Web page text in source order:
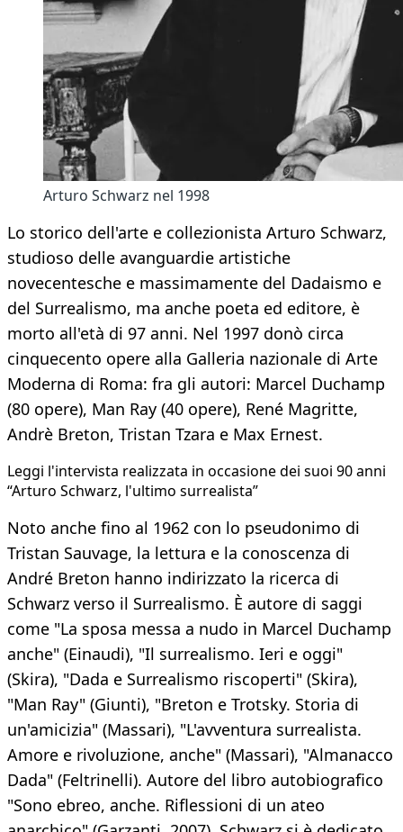
Arturo Schwarz nel 1998
Lo storico dell'arte e collezionista Arturo Schwarz,
studioso delle avanguardie artistiche
novecentesche e massimamente del Dadaismo e
del Surrealismo, ma anche poeta ed editore, è
morto all'età di 97 anni. Nel 1997 donò circa
cinquecento opere alla Galleria nazionale di Arte
Moderna di Roma: fra gli autori: Marcel Duchamp
(80 opere), Man Ray (40 opere), René Magritte,
Andrè Breton, Tristan Tzara e Max Ernest.
Leggi l'intervista realizzata in occasione dei suoi 90 anni
“Arturo Schwarz, l'ultimo surrealista”
Noto anche fino al 1962 con lo pseudonimo di
Tristan Sauvage, la lettura e la conoscenza di
André Breton hanno indirizzato la ricerca di
Schwarz verso il Surrealismo. È autore di saggi
come "La sposa messa a nudo in Marcel Duchamp
anche" (Einaudi), "Il surrealismo. Ieri e oggi"
(Skira), "Dada e Surrealismo riscoperti" (Skira),
"Man Ray" (Giunti), "Breton e Trotsky. Storia di
un'amicizia" (Massari), "L'avventura surrealista.
Amore e rivoluzione, anche" (Massari), "Almanacco
Dada" (Feltrinelli). Autore del libro autobiografico
"Sono ebreo, anche. Riflessioni di un ateo